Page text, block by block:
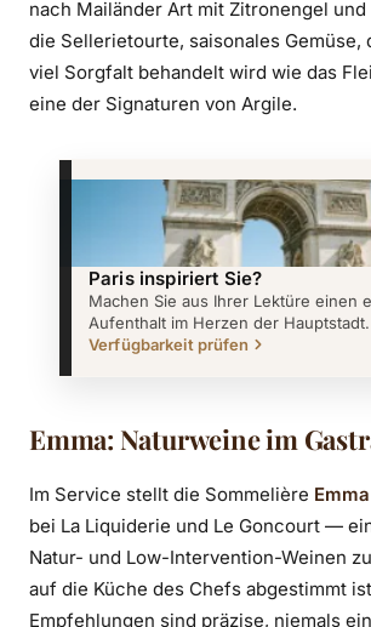
nach Mailänder Art mit Zitronengel
die Sellerietourte, saisonales Gemüse,
viel Sorgfalt behandelt wird wie das
eine der Signaturen von Argile.
Paris inspiriert Sie?
Machen Sie aus Ihrer Lektüre einen
Aufenthalt im Herzen der Hauptstadt.
Verfügbarkeit prüfen
Emma: Naturweine im
Im Service stellt die Sommelière
bei La Liquiderie und Le Goncourt —
Natur- und Low-Intervention-Weinen
auf die Küche des Chefs abgestimmt
Empfehlungen sind präzise, niemals